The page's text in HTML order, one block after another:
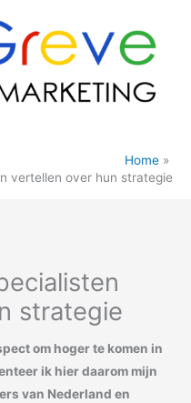
Home
vertellen over hun strategie
strategie
om hoger te komen in
ik hier daarom mijn
van Nederland en